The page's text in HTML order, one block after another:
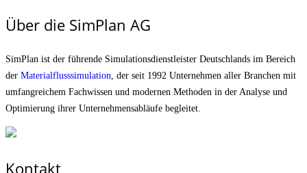
Über die SimPlan AG
SimPlan ist der führende Simu­lationsdienstleister Deutschlands im Bereich
der Materialfluss­simulation , der seit 1992 Unternehmen aller Branchen mit
umfangreichem Fachwissen und modernen Methoden in der Analyse und
Optimierung ihrer Unternehmens­abläufe begleitet.
Kontakt